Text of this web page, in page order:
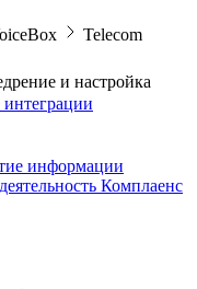
Telecom
и настройка
интеграции
информации
Комплаенс